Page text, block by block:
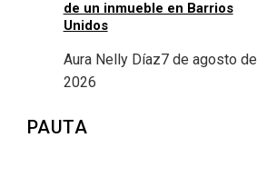
de un inmueble en Barrios
Unidos
Aura Nelly Díaz7 de agosto de
2026
PAUTA